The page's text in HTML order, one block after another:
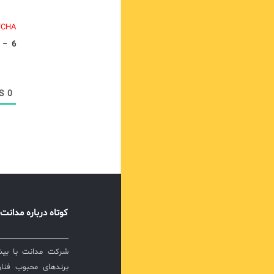
6
−
0
COMMENTS
کوتاه درباره مدانت
برندهای محبوب